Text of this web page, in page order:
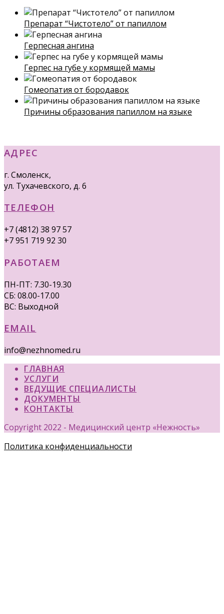
Препарат “Чистотело” от папиллом
Герпесная ангина
Герпес на губе у кормящей мамы
Гомеопатия от бородавок
Причины образования папиллом на языке
АДРЕС
г. Смоленск,
ул. Тухачевского, д. 6
ТЕЛЕФОН
+7 (4812) 38 97 57
+7 951 719 92 30
РАБОТАЕМ
ПН-ПТ: 7.30-19.30
СБ: 08.00-17.00
ВС: Выходной
EMAIL
info@nezhnomed.ru
ГЛАВНАЯ
УСЛУГИ
ВЕДУЩИЕ СПЕЦИАЛИСТЫ
ДОКУМЕНТЫ
КОНТАКТЫ
Copyright 2022 - Медицинский центр «Нежность»
Политика конфиденциальности